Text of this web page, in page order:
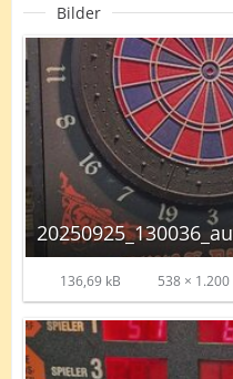
Bilder
136,69 kB 538 × 1.200